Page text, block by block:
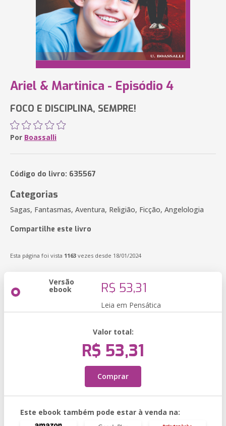
Ariel & Martinica - Episódio 4
FOCO E DISCIPLINA, SEMPRE!
Por Boassalli
Código do livro: 635567
Categorias
Sagas, Fantasmas, Aventura, Religião, Ficção, Angelologia
Compartilhe este livro
Esta página foi vista 1163 vezes desde 18/01/2024
Versão
ebook R$ 53,31
Leia em Pensática
Valor total:
R$ 53,31
Comprar
Este ebook também pode estar à venda na: